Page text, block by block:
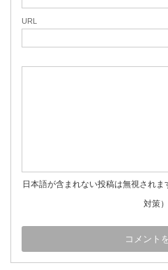
URL
日本語が含まれない投稿は無視され
対策）